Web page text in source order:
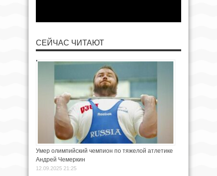
СЕЙЧАС ЧИТАЮТ
Умер олимпийский чемпион по тяжелой атлетике
Андрей Чемеркин
12.09.2025 21:25